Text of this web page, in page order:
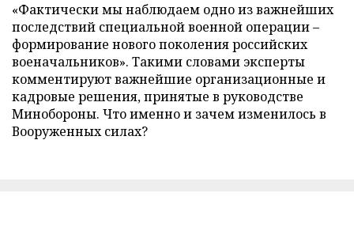
«Фактически мы наблюдаем одно из важнейших
последствий специальной военной операции –
формирование нового поколения российских
военачальников». Такими словами эксперты
комментируют важнейшие организационные и
кадровые решения, принятые в руководстве
Минобороны. Что именно и зачем изменилось в
Вооруженных силах?